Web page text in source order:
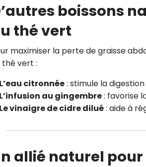
boissons
thé vert
maximiser la perte de graisse
thé vert :
L’eau citronnée: stimule la
L’infusion au gingembre: favorise
Le vinaigre de cidre dilué: aide à
allié naturel